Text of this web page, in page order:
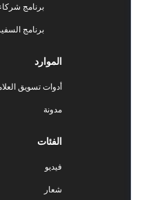
برنامج شركاء
برنامج السفير
أدوات تسويق العلامة التجارية